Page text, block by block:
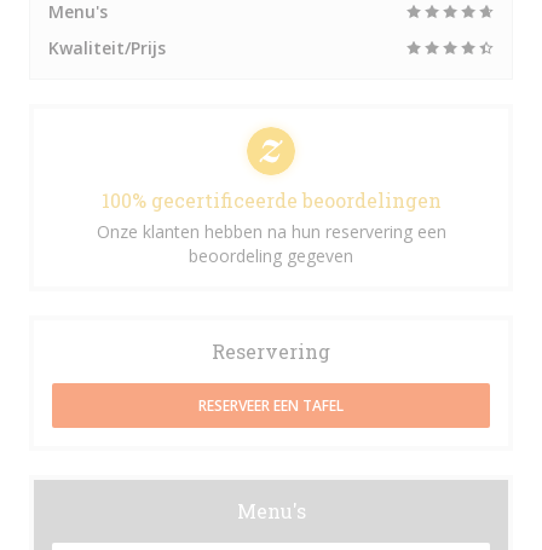
Menu's
Kwaliteit/Prijs
100% gecertificeerde beoordelingen
Onze klanten hebben na hun reservering een
beoordeling gegeven
Reservering
RESERVEER EEN TAFEL
Menu's